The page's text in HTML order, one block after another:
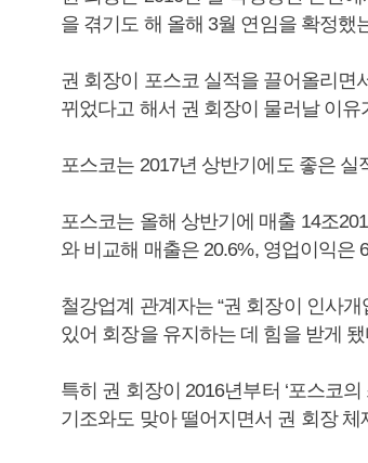
을 겪기도 해 올해 3월 연임을 확정했
권 회장이 포스코 실적을 끌어올리면
뀌었다고 해서 권 회장이 물러날 이
포스코는 2017년 상반기에도 좋은
포스코는 올해 상반기에 매출 14조
와 비교해 매출은 20.6%, 영업이익은
철강업계 관계자는 “권 회장이 인사
있어 회장을 유지하는 데 힘을 받게 됐
특히 권 회장이 2016년부터 ‘포스코
기조와도 맞아 떨어지면서 권 회장